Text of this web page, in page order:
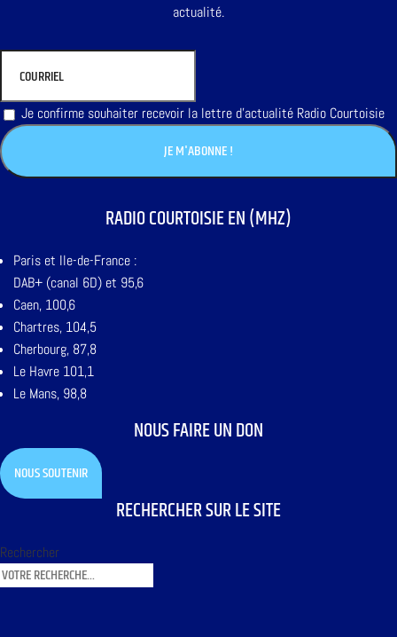
actualité.
Je confirme souhaiter recevoir la lettre d'actualité Radio Courtoisie
RADIO COURTOISIE EN (MHZ)
Paris et Ile-de-France :
DAB+ (canal 6D) et 95,6
Caen, 100,6
Chartres, 104,5
Cherbourg, 87,8
Le Havre 101,1
Le Mans, 98,8
NOUS FAIRE UN DON
NOUS SOUTENIR
RECHERCHER SUR LE SITE
Rechercher